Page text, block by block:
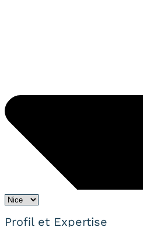
Profil et Expertise